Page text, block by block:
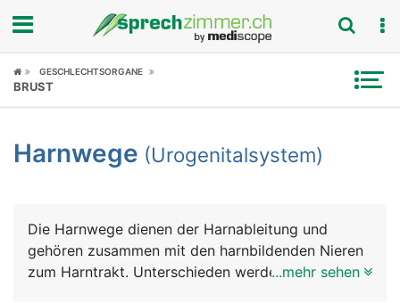
Fokus
Symptome
News
GESCHLECHTSORGANE
BRUST
Harnwege (Urogenitalsystem)
Die Harnwege dienen der Harnableitung und
gehören zusammen mit den harnbildenden Nieren
zum Harntrakt. Unterschieden werden anatomisch
...mehr sehen